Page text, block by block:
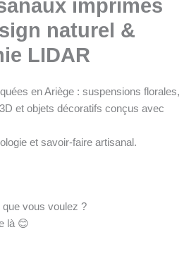
imprimés en
naturel &
LIDAR
en Ariège : suspensions florales,
et objets décoratifs conçus avec
et savoir‑faire artisanal.
vous voulez ?
là 😊